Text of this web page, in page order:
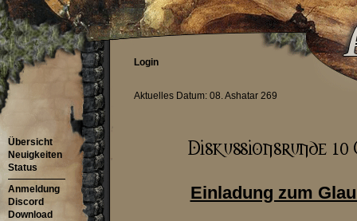
Login
Aktuelles Datum: 08. Ashatar 269
Übersicht
Neuigkeiten
Status
Anmeldung
Discord
Download
Einladung zum